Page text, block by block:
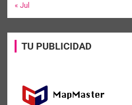
« Jul
TU PUBLICIDAD